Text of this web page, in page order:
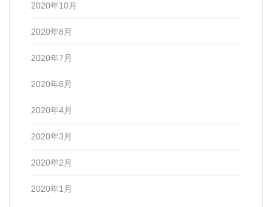
2020年10月
2020年8月
2020年7月
2020年6月
2020年4月
2020年3月
2020年2月
2020年1月